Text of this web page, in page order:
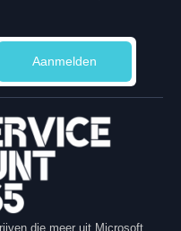
Aanmelden
die meer uit Microsoft